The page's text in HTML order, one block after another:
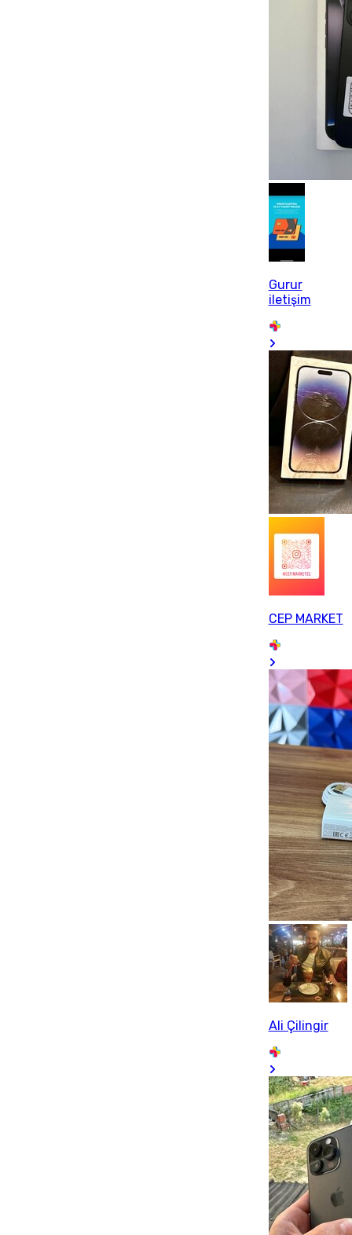
Gurur
iletişim
CEP MARKET
Ali Çilingir